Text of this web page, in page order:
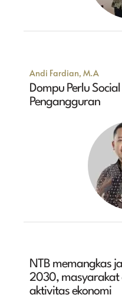
Andi Fardian, M.A
Dompu Perlu
Pengangguran
NTB memangkas
2030,
aktivitas ekonomi